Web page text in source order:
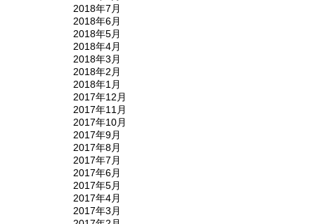
2018年7月
2018年6月
2018年5月
2018年4月
2018年3月
2018年2月
2018年1月
2017年12月
2017年11月
2017年10月
2017年9月
2017年8月
2017年7月
2017年6月
2017年5月
2017年4月
2017年3月